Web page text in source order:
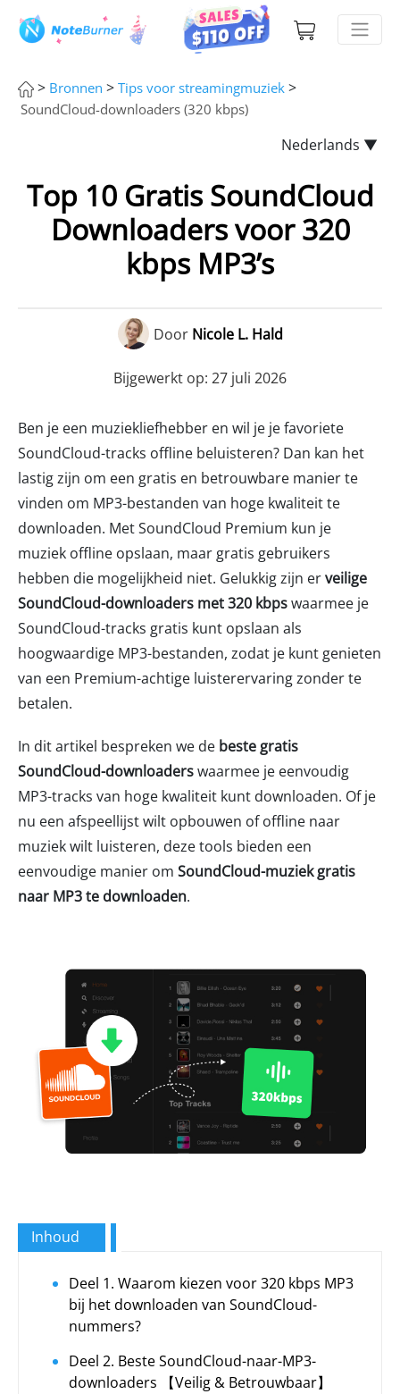
> Bronnen > Tips voor streamingmuziek >
SoundCloud-downloaders (320 kbps)
Nederlands ▼
Top 10 Gratis SoundCloud
Downloaders voor 320
kbps MP3’s
Door Nicole L. Hald
Bijgewerkt op: 27 juli 2026
Ben je een muziekliefhebber en wil je je favoriete
SoundCloud-tracks offline beluisteren? Dan kan het
lastig zijn om een gratis en betrouwbare manier te
vinden om MP3-bestanden van hoge kwaliteit te
downloaden. Met SoundCloud Premium kun je
muziek offline opslaan, maar gratis gebruikers
hebben die mogelijkheid niet. Gelukkig zijn erveilige
SoundCloud-downloaders met 320 kbpswaarmee je
SoundCloud-tracks gratis kunt opslaan als
hoogwaardige MP3-bestanden, zodat je kunt genieten
van een Premium-achtige luisterervaring zonder te
betalen.
In dit artikel bespreken we de beste gratis
SoundCloud-downloaderswaarmee je eenvoudig
MP3-tracks van hoge kwaliteit kunt downloaden. Of je
nu een afspeellijst wilt opbouwen of offline naar
muziek wilt luisteren, deze tools bieden een
eenvoudige manier om SoundCloud-muziek gratis
naar MP3 te downloaden.
Inhoud
Deel 1. Waarom kiezen voor 320 kbps MP3
bij het downloaden van SoundCloud-
nummers?
Deel 2. Beste SoundCloud-naar-MP3-
downloaders 【Veilig & Betrouwbaar】